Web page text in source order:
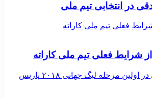
در انتخابی تیم ملی
فعلی تیم ملی کاراته
شرایط فعلی تیم ملی کاراته
مرحله لیگ جهانی ۲۰۱۸ پاریس